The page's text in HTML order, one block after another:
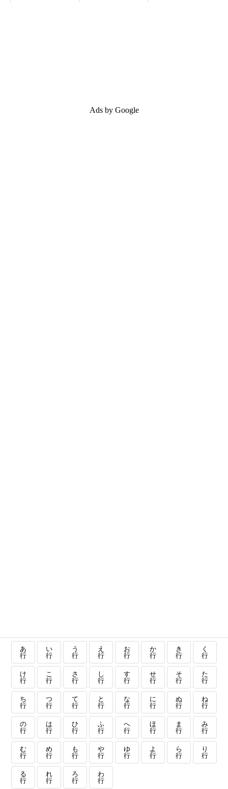
Ads by Google
あ
行
い
行
う
行
え
行
お
行
か
行
き
行
く
行
け
行
こ
行
さ
行
し
行
す
行
せ
行
そ
行
た
行
ち
行
つ
行
て
行
と
行
な
行
に
行
ぬ
行
ね
行
の
行
は
行
ひ
行
ふ
行
へ
行
ほ
行
ま
行
み
行
む
行
め
行
も
行
や
行
ゆ
行
よ
行
ら
行
り
行
る
行
れ
行
ろ
行
わ
行